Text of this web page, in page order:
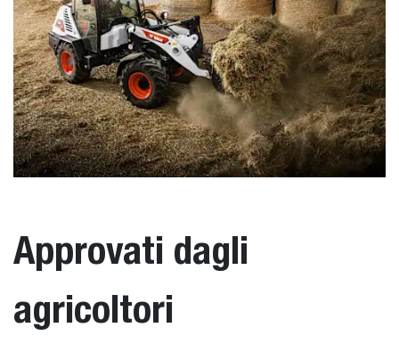
Approvati dagli
agricoltori